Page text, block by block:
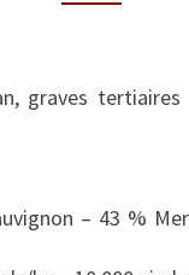
A
D
graves tertiaires
– 43 %